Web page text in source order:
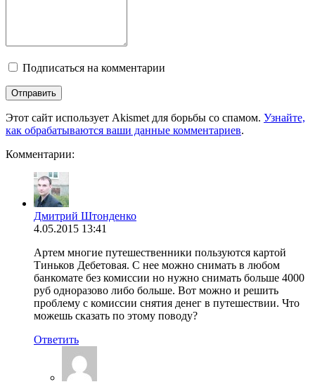
Подписаться на комментарии
Этот сайт использует Akismet для борьбы со спамом. Узнайте,
как обрабатываются ваши данные комментариев.
Комментарии:
Дмитрий Штонденко
4.05.2015 13:41
Артем многие путешественники пользуются картой
Тиньков Дебетовая. С нее можно снимать в любом
банкомате без комиссии но нужно снимать больше 4000
руб одноразово либо больше. Вот можно и решить
проблему с комиссии снятия денег в путешествии. Что
можешь сказать по этому поводу?
Ответить